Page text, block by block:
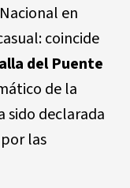
en
coincide
del Puente
de la
sido declarada
por las